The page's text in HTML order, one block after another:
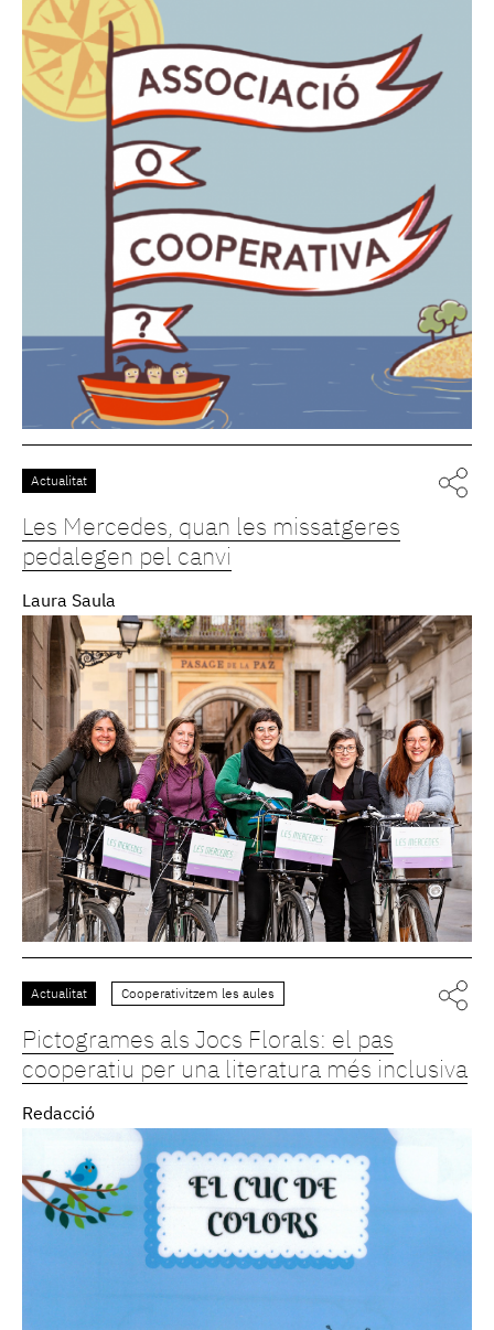
Actualitat
Les Mercedes, quan les missatgeres
pedalegen pel canvi
Laura Saula
Actualitat Cooperativitzem les aules
Pictogrames als Jocs Florals: el pas
cooperatiu per una literatura més inclusiva
Redacció